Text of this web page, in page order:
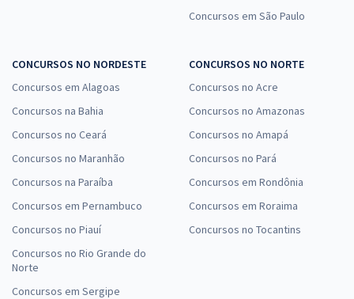
Concursos em São Paulo
CONCURSOS NO NORDESTE
Concursos em Alagoas
Concursos na Bahia
Concursos no Ceará
Concursos no Maranhão
Concursos na Paraíba
Concursos em Pernambuco
Concursos no Piauí
Concursos no Rio Grande do
Norte
Concursos em Sergipe
CONCURSOS NO NORTE
Concursos no Acre
Concursos no Amazonas
Concursos no Amapá
Concursos no Pará
Concursos em Rondônia
Concursos em Roraima
Concursos no Tocantins